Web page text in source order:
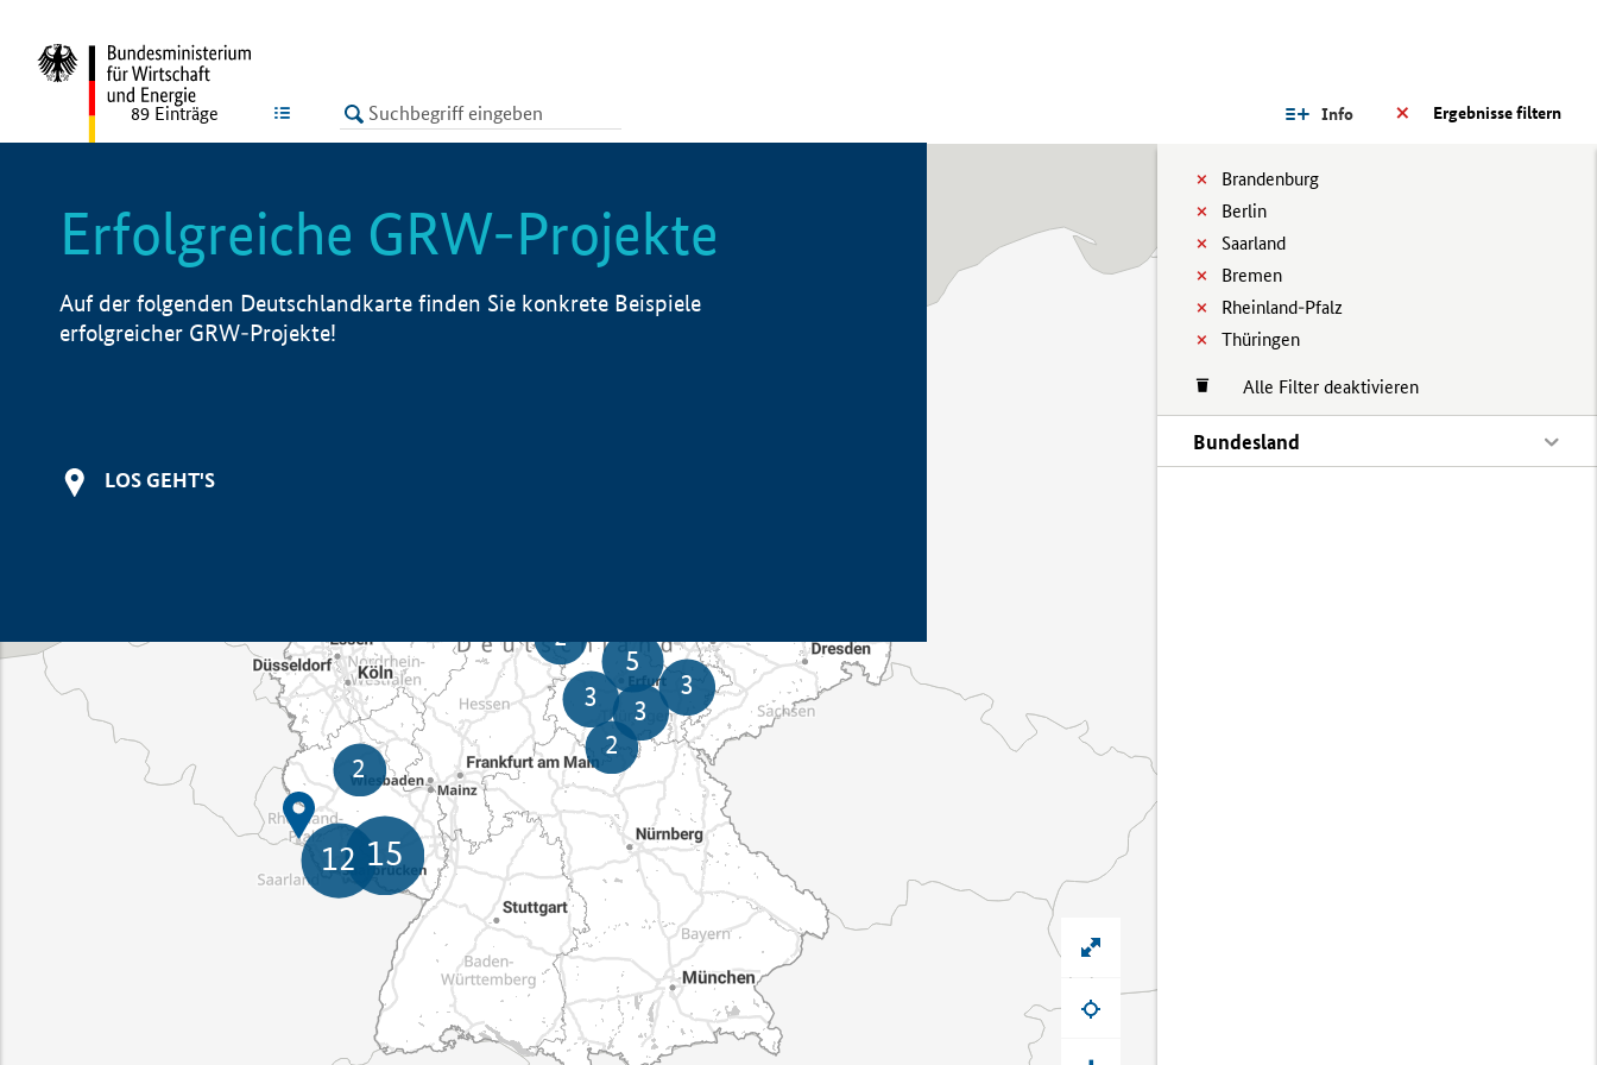
LISTE Ergebnisse filtern
Info
Brandenburg
Berlin
Saarland
Bremen
Rheinland-Pfalz
Thüringen
Alle Filter deaktivieren
Bundesland
89 Einträge
Erfolgreiche GRW-Projekte
Auf der folgenden Deutschlandkarte finden Sie konkrete Beispiele
erfolgreicher GRW-Projekte!
LOS GEHT'S